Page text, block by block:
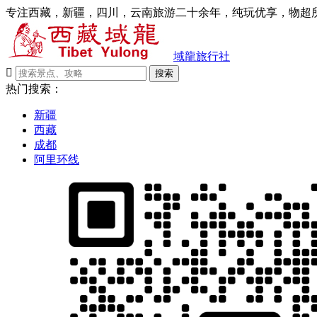
专注西藏，新疆，四川，云南旅游二十余年，纯玩优享，物超
域龍旅行社

搜索
热门搜索：
新疆
西藏
成都
阿里环线